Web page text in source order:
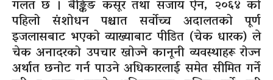
गलत छ । बैङ्किङ कसूर तथा सजाय ऐन, २०६४ को
पहिलो संशोधन पश्चात सर्वोच्च अदालतको पूर्ण
इजलासबाट भएको व्याख्याबाट पीडित (चेक धारक) ले
चेक अनादरको उपचार खोज्ने कानूनी व्यवस्थाहरू रोज्न
अर्थात छनोट गर्न पाउने अधिकारलाई समेत सीमित गर्ने